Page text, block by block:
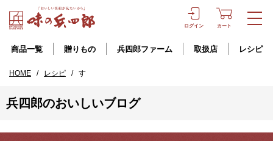
ログイン カート
商品一覧 贈りもの 兵四郎ファーム 取扱店 レシピ
HOME / レシピ / す
兵四郎のおいしいブログ